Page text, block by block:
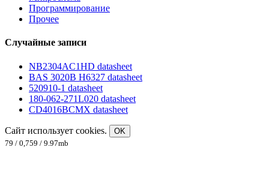
Программирование
Прочее
Случайные записи
NB2304AC1HD datasheet
BAS 3020B H6327 datasheet
520910-1 datasheet
180-062-271L020 datasheet
CD4016BCMX datasheet
Сайт использует cookies.
OK
79 / 0,759 / 9.97mb